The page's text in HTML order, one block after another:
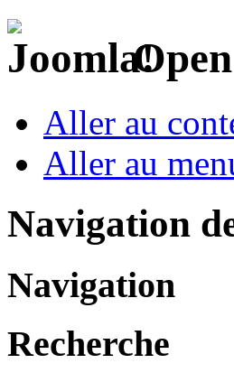
Aller au
Aller au
Navigation
Navigation
Recherche